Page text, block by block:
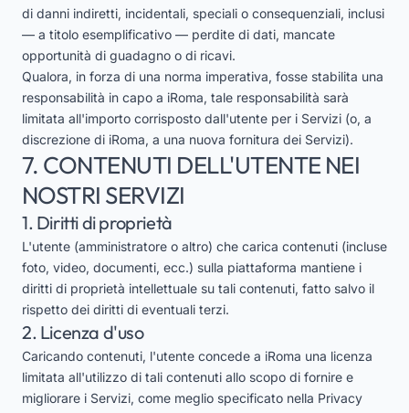
di danni indiretti, incidentali, speciali o consequenziali, inclusi
— a titolo esemplificativo — perdite di dati, mancate
opportunità di guadagno o di ricavi.
Qualora, in forza di una norma imperativa, fosse stabilita una
responsabilità in capo a iRoma, tale responsabilità sarà
limitata all'importo corrisposto dall'utente per i Servizi (o, a
discrezione di iRoma, a una nuova fornitura dei Servizi).
7. CONTENUTI DELL'UTENTE NEI
NOSTRI SERVIZI
1. Diritti di proprietà
L'utente (amministratore o altro) che carica contenuti (incluse
foto, video, documenti, ecc.) sulla piattaforma mantiene i
diritti di proprietà intellettuale su tali contenuti, fatto salvo il
rispetto dei diritti di eventuali terzi.
2. Licenza d'uso
Caricando contenuti, l'utente concede a iRoma una licenza
limitata all'utilizzo di tali contenuti allo scopo di fornire e
migliorare i Servizi, come meglio specificato nella Privacy